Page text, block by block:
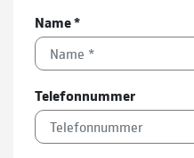
Name*
Telefonnummer